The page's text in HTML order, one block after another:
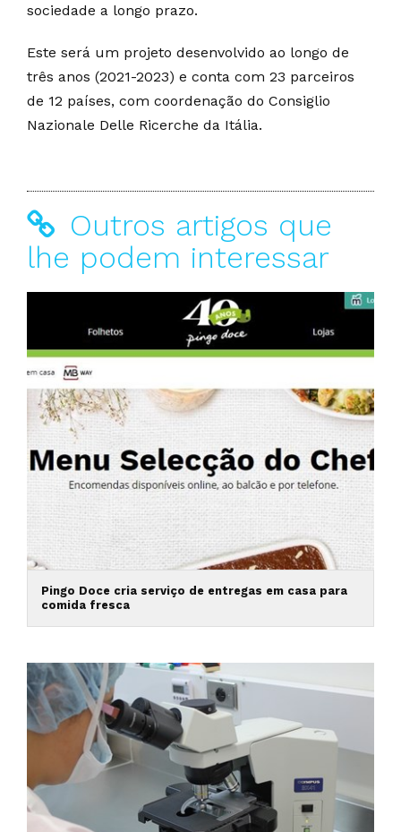
sociedade a longo prazo.
Este será um projeto desenvolvido ao longo de
três anos (2021-2023) e conta com 23 parceiros
de 12 países, com coordenação do Consiglio
Nazionale Delle Ricerche da Itália.
Outros artigos que
lhe podem interessar
Pingo Doce cria serviço de entregas em casa para
comida fresca